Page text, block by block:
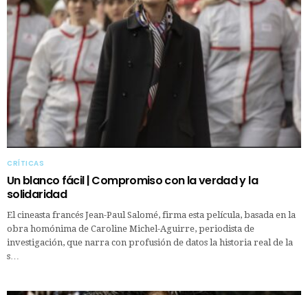
CRÍTICAS
Un blanco fácil | Compromiso con la verdad y la
solidaridad
El cineasta francés Jean-Paul Salomé, firma esta película, basada en la
obra homónima de Caroline Michel-Aguirre, periodista de
investigación, que narra con profusión de datos la historia real de la
s…